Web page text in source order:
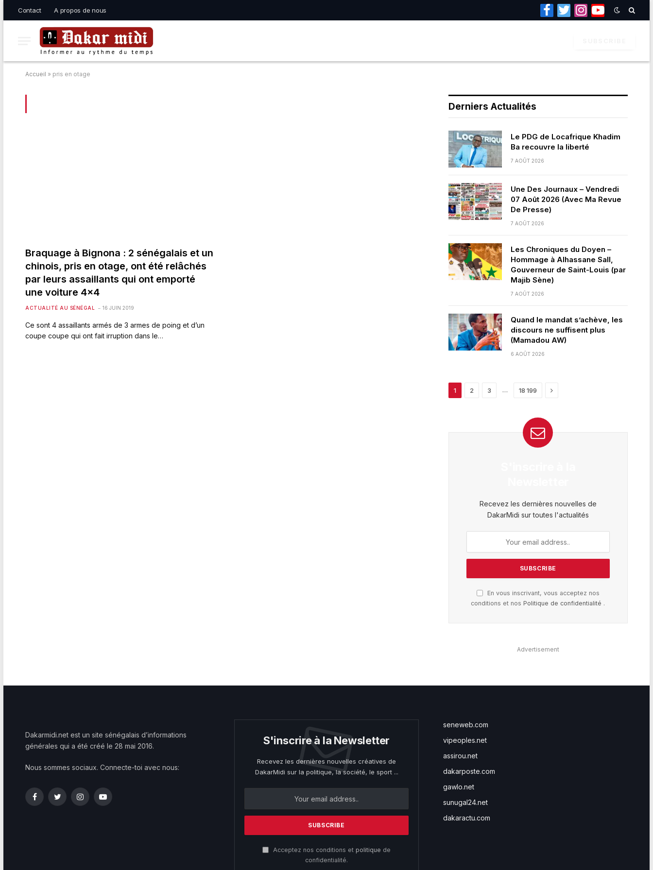
Contact A propos de nous
Facebook
TwitterInstagramYouTube
Accueil » pris en otage
Braquage à Bignona : 2 sénégalais et un
chinois, pris en otage, ont été relâchés
par leurs assaillants qui ont emporté
une voiture 4×4
ACTUALITÉ AU SÉNÉGAL 16 JUIN 2019
Ce sont 4 assaillants armés de 3 armes de poing et d’un
coupe coupe qui ont fait irruption dans le…
Derniers Actualités
Le PDG de Locafrique Khadim
Ba recouvre la liberté
7 AOÛT 2026
Une Des Journaux – Vendredi
07 Août 2026 (Avec Ma Revue
De Presse)
7 AOÛT 2026
Les Chroniques du Doyen –
Hommage à Alhassane Sall,
Gouverneur de Saint-Louis (par
Majib Sène)
7 AOÛT 2026
Quand le mandat s’achève, les
discours ne suffisent plus
(Mamadou AW)
6 AOÛT 2026
1 2 3 … 18 199 Next
Recevez les dernières nouvelles de
DakarMidi sur toutes l'actualités
En vous inscrivant, vous acceptez nos
conditions et nosPolitique de confidentialité .
Advertisement
Dakarmidi.net est un site sénégalais d’informations
générales qui a été créé le 28 mai 2016.
Nous sommes sociaux. Connecte-toi avec nous:
FacebookTwitterInstagramYouTube
S'inscrire à la Newsletter
Recevez les dernières nouvelles créatives de
DakarMidi sur la politique, la société, le sport ...
Acceptez nos conditions et politique de
confidentialité.
seneweb.com
vipeoples.net
assirou.net
dakarposte.com
gawlo.net
sunugal24.net
dakaractu.com